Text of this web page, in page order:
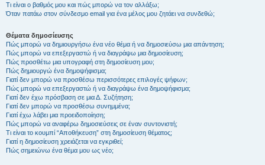
Τι είναι ο βαθμός μου και πώς μπορώ να τον αλλάξω;
Όταν πατάω στον σύνδεσμο email για ένα μέλος μου ζητάει να συνδεθώ;
Θέματα δημοσίευσης
Πώς μπορώ να δημιουργήσω ένα νέο θέμα ή να δημοσιεύσω μια απάντηση;
Πώς μπορώ να επεξεργαστώ ή να διαγράψω μια δημοσίευση;
Πώς προσθέτω μια υπογραφή στη δημοσίευση μου;
Πώς δημιουργώ ένα δημοψήφισμα;
Γιατί δεν μπορώ να προσθέσω περισσότερες επιλογές ψήφων;
Πώς μπορώ να επεξεργαστώ ή να διαγράψω ένα δημοψήφισμα;
Γιατί δεν έχω πρόσβαση σε μια Δ. Συζήτηση;
Γιατί δεν μπορώ να προσθέσω συνημμένα;
Γιατί έχω λάβει μια προειδοποίηση;
Πώς μπορώ να αναφέρω δημοσιεύσεις σε έναν συντονιστή;
Τι είναι το κουμπί “Αποθήκευση” στη δημοσίευση θέματος;
Γιατί η δημοσίευση χρειάζεται να εγκριθεί;
Πώς σημειώνω ένα θέμα μου ως νέο;